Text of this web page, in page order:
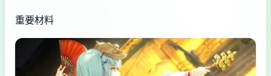
重要材料